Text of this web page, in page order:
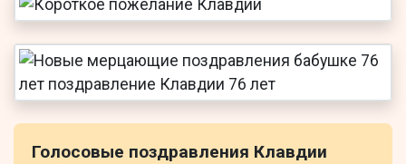
Голосовые поздравления Клавдии